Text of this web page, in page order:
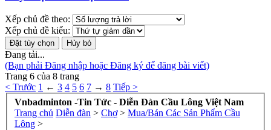
Xếp chủ đề theo:
Xếp chủ đề kiểu:
Đang tải...
(Bạn phải Đăng nhập hoặc Đăng ký để đăng bài viết)
Trang 6 của 8 trang
< Trước 1 ← 3 4 5 6 7 → 8 Tiếp >
Vnbadminton -Tin Tức - Diễn Đàn Cầu Lông Việt Nam
Trang chủ Diễn đàn > Chợ > Mua/Bán Các Sản Phẩm Cầu
Lông >